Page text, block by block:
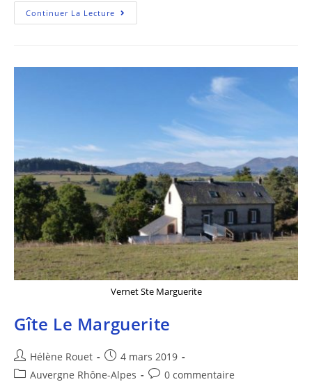
Continuer La Lecture
Vernet Ste Marguerite
Gîte Le Marguerite
Hélène Rouet
4 mars 2019
Auvergne Rhône-Alpes
0 commentaire